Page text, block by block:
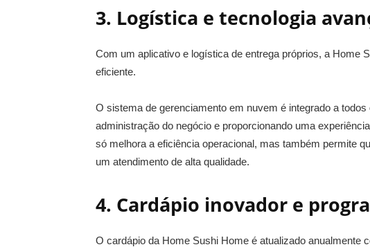
3. Logística e tecnologia
Com um aplicativo e logística de entrega próprios, a Home
eficiente.
O sistema de gerenciamento em nuvem é integrado a
administração do negócio e proporcionando uma
só melhora a eficiência operacional, mas também permite
um atendimento de alta qualidade.
4. Cardápio inovador e
O cardápio da Home Sushi Home é atualizado anualmente